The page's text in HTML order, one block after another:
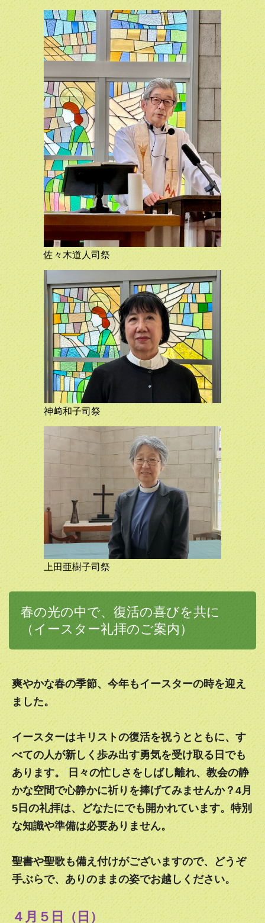
教会を訪問しました。主日礼拝後に信徒と懇談会をおこない
ました。懇談会のまとめを共有します。
2023.03.28
4月16日（日）10:30からの礼拝は高橋宏幸主教の主教巡回
日です。 多くの皆さんの ご参加をお待ちしています。
2023.02.12
新しい聖書のメッセージをアップしました。
2023.01.15
弊教会における感染状況が落ち着きましたので、1月15日よ
り礼拝を再開します。
2022.12.29
【重要】 新型コロナウイルス感染症の感染拡大に伴い、1月
1日と8日の神愛教会の礼拝をお休みとします。それ以降の
予定は未定です。
2022.11.27
きょうから教会はイエス様の訪れを待ち望みクリスマスの準
備をするアドベントの季節に入りました。クリスマスの予定
はこちらです。どうぞお越しください。
2022.10.23
11月13日の9：30のこども礼拝は、お休みします。10：30
の礼拝は「こどもとともに守る礼拝」としますので、ぜひご
参加ください。
2022.09.25
10月より、毎週10:30の礼拝を再開します。なお、子どもの
礼拝は第二、第四主日9:30に行います。
2022.07.25
礼拝の日程を変更いたしました。詳細は「これからの予定」
をご覧ください。
2022.07.18
こども礼拝お休みのお知らせ：新型コロナウイルス感染症の
急速な感染再拡大に伴い、こども礼拝は7月24日から9月4日
までお休みさせていただきます。
2022.07.17
新型コロナウイルス感染症の感染急拡大により、24日に予
定していた「ひぐらしの会」（信徒の懇談会）を延期いたし
ます。
2022.04.17
イースター（復活日)をお迎えしました！
2022.04.01
In-person main service (Holy Eucharist) starts on April 3
(Sunday).
2022.03.27
4月3日から、教会での礼拝を再開します。マスクを着用の
上、距離をとってのご参加にご協力ください。
2022.03.02
今日からイエス様の受難を思い起こし、新たな生き方をめざ
して準備する季節、大斎節に入りました。
2022.02.27
東京教区の「み言葉と歩む大斎節」をどうぞご活用くださ
い。3月2日の灰の水曜日から毎日ひとつずつお読みいただ
くようになっています。
2022.01.18
In-person main service (Holy Eucharist) has been cancelled
amid the surge of the COVID-19 pandemic. The main
service will be offered via ZOOM starting January 23 (Sun).
佐々木道人司祭
神﨑和子司祭
上田亜樹子司祭
春の光の中で、復活の喜びを共に
（イースター礼拝のご案内）
爽やかな春の季節、今年もイースターの時を迎え
ました。
イースターはキリストの復活を祝うとともに、す
べての人が新しく歩み出す勇気を受け取る日でも
あります。 日々の忙しさをしばし離れ、教会の静
かな空間で心静かに祈りを捧げてみませんか？4月
5日の礼拝は、どなたにでも開かれています。特別
な知識や準備は必要ありません。
聖書や聖歌も備え付けがございますので、どうぞ
手ぶらで、ありのままの姿でお越しください。
４月５日（日）